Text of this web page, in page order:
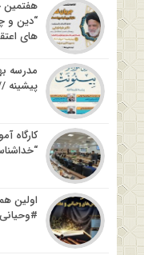
“دین و
های
مدرسه
پیشینه
کارگاه
اولین